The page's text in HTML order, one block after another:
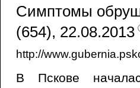
Симптомы
(654), 22.08.2013
http://
В Пскове